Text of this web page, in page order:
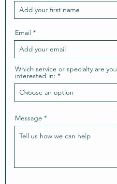
Email
Which service or specialty are you
interested in:
Message